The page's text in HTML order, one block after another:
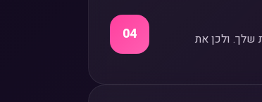
שלך. ולכן את
04